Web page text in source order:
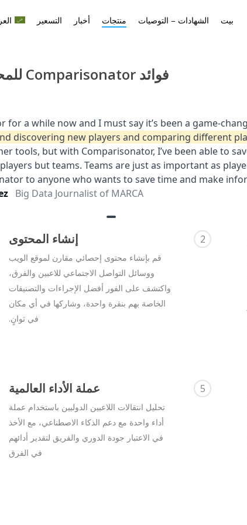
بيت الشهادات – التوصيات منتجات أخبار التسعير
فوائد Comparisonator للمحللين
2 إنشاء المحتوى
قم بإنشاء محتوى إحصائي مقارن لموقع الويب
ووسائل التواصل الاجتماعي للاعبين والفرق،
واكتشف على الفور أفضل الإجراءات والتصنيفات
الخاصة بهم بنقرة واحدة، وشاركها في أي مكان
في ثوانٍ.
5 عملة الأداء العالمية
تحليل انتقالات اللاعبين الدوليين باستخدام عملة
أداء واحدة مع دعم الذكاء الاصطناعي، مع الأخذ
في الاعتبار جودة الدوري والفريق لتقدير أدائهم
في الفرق